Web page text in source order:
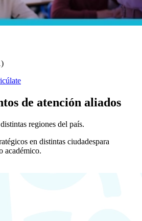
de atención aliados
regiones del país.
en distintas ciudadespara
académico.